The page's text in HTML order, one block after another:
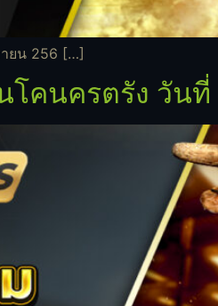
ยน 256 […]
คนครตรัง วัน